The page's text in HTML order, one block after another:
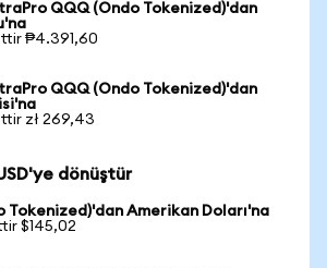
QQQ (Ondo Tokenized)'dan
₱4.391,60
QQQ (Ondo Tokenized)'dan
zł 269,43
dönüştür
Tokenized)'dan Amerikan Doları'na
$145,02